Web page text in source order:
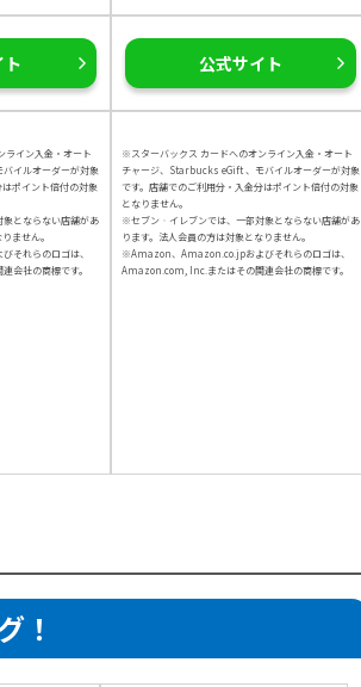
公式サイト
ライン入金・オート
イルオーダーが対象
ポイント倍付の対象
とならない店舗があ
ません。
それらのロゴは、
会社の商標です。
※スターバックス カードへのオンライン入金・オート
チャージ、Starbucks eGift 、モバイルオーダーが対象
です。店舗でのご利用分・入金分はポイント倍付の対象
となりません。
※セブン‐イレブンでは、一部対象とならない店舗があ
ります。法人会員の方は対象となりません。
※Amazon、Amazon.co.jpおよびそれらのロゴは、
Amazon.com, Inc.またはその関連会社の商標です。
！